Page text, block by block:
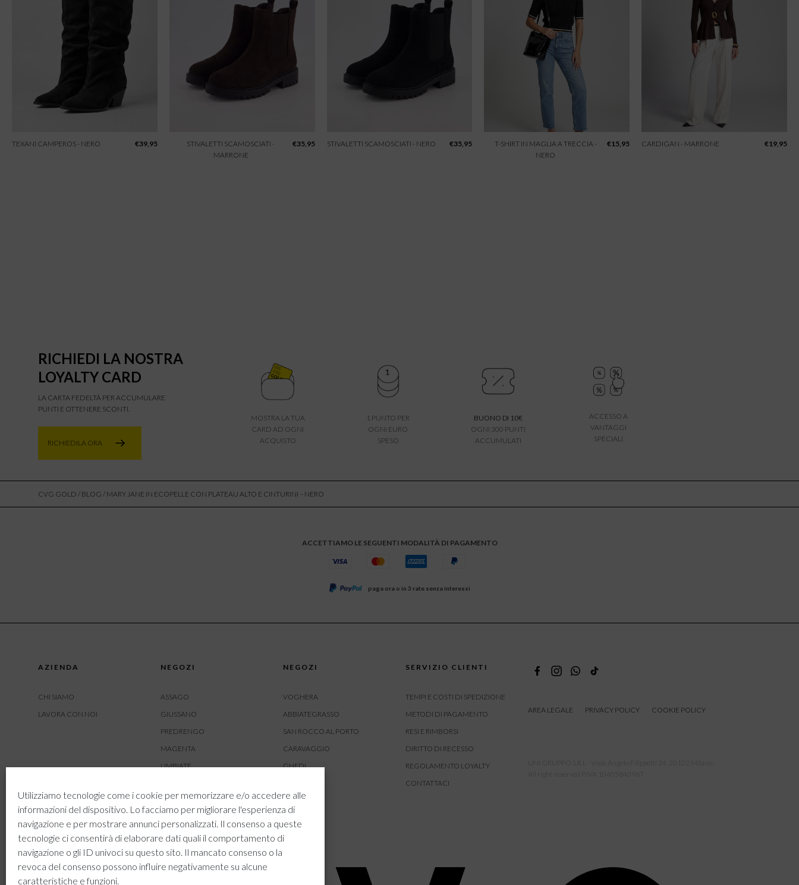
Utilizziamo tecnologie come i cookie per memorizzare e/o accedere alle
informazioni del dispositivo. Lo facciamo per migliorare l'esperienza di
navigazione e per mostrare annunci personalizzati. Il consenso a queste
tecnologie ci consentirà di elaborare dati quali il comportamento di
navigazione o gli ID univoci su questo sito. Il mancato consenso o la
revoca del consenso possono influire negativamente su alcune
caratteristiche e funzioni.
TEXANI CAMPEROS - NERO €39,95
STIVALETTI SCAMOSCIATI -
MARRONE
€35,95 STIVALETTI SCAMOSCIATI - NERO €35,95
T-SHIRT IN MAGLIA A TRECCIA -
NERO
€15,95 CARDIGAN - MARRONE €19,95
RICHIEDI LA NOSTRA
LOYALTY CARD
LA CARTA FEDELTÀ PER ACCUMULARE
PUNTI E OTTENERE SCONTI.
RICHIEDILA ORA
MOSTRA LA TUA
CARD AD OGNI
ACQUISTO
1 PUNTO PER
OGNI EURO
SPESO
BUONO DI 10€
OGNI 300 PUNTI
ACCUMULATI
ACCESSO A
VANTAGGI
SPECIALI
CVG GOLD / BLOG / MARY JANE IN ECOPELLE CON PLATEAU ALTO E CINTURINI – NERO
ACCETTIAMO LE SEGUENTI MODALITÀ DI PAGAMENTO
paga ora o in 3 rate senza interessi
AZIENDA
CHI SIAMO
LAVORA CON NOI
NEGOZI
ASSAGO
GIUSSANO
PREDRENGO
MAGENTA
LIMBIATE
BUSNAGO
NEGOZI
VOGHERA
ABBIATEGRASSO
SAN ROCCO AL PORTO
CARAVAGGIO
GHEDI
CREMONA
SERVIZIO CLIENTI
TEMPI E COSTI DI SPEDIZIONE
METODI DI PAGAMENTO
RESI E RIMBORSI
DIRITTO DI RECESSO
REGOLAMENTO LOYALTY
CONTATTACI
AREA LEGALE PRIVACY POLICY COOKIE POLICY